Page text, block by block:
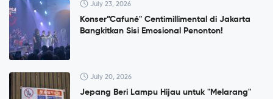
July 23, 2026
Konser”Cafuné" Centimillimental di Jakarta
Bangkitkan Sisi Emosional Penonton!
July 20, 2026
Jepang Beri Lampu Hijau untuk "Melarang"